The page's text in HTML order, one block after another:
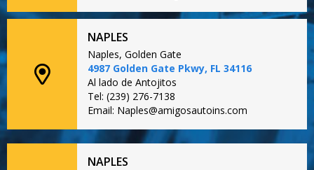
NAPLES
Naples, Golden Gate
4987 Golden Gate Pkwy, FL 34116
Al lado de Antojitos
Tel: (239) 276-7138
Email: Naples@amigosautoins.com
NAPLES